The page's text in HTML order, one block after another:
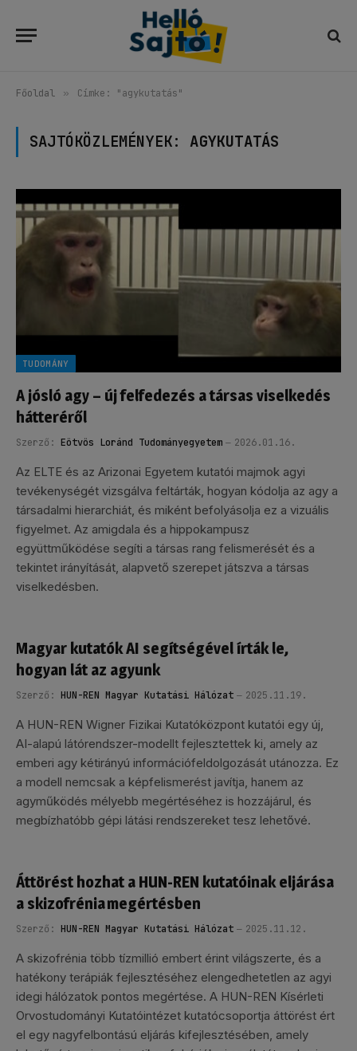
Főoldal » Címke: "agykutatás"
SAJTÓKÖZLEMÉNYEK:AGYKUTATÁS
TUDOMÁNY
A jósló agy – új felfedezés a társas viselkedés
hátteréről
Szerző: Eötvös Loránd Tudományegyetem 2026.01.16.
Az ELTE és az Arizonai Egyetem kutatói majmok agyi
tevékenységét vizsgálva feltárták, hogyan kódolja az agy a
társadalmi hierarchiát, és miként befolyásolja ez a vizuális
figyelmet. Az amigdala és a hippokampusz
együttműködése segíti a társas rang felismerését és a
tekintet irányítását, alapvető szerepet játszva a társas
viselkedésben.
Magyar kutatók AI segítségével írták le,
hogyan lát az agyunk
Szerző: HUN-REN Magyar Kutatási Hálózat 2025.11.19.
A HUN-REN Wigner Fizikai Kutatóközpont kutatói egy új,
AI-alapú látórendszer-modellt fejlesztettek ki, amely az
emberi agy kétirányú információfeldolgozását utánozza. Ez
a modell nemcsak a képfelismerést javítja, hanem az
agyműködés mélyebb megértéséhez is hozzájárul, és
megbízhatóbb gépi látási rendszereket tesz lehetővé.
Áttörést hozhat a HUN-REN kutatóinak eljárása
a skizofrénia megértésben
Szerző: HUN-REN Magyar Kutatási Hálózat 2025.11.12.
A skizofrénia több tízmillió embert érint világszerte, és a
hatékony terápiák fejlesztéséhez elengedhetetlen az agyi
idegi hálózatok pontos megértése. A HUN-REN Kísérleti
Orvostudományi Kutatóintézet kutatócsoportja áttörést ért
el egy nagyfelbontású eljárás kifejlesztésében, amely